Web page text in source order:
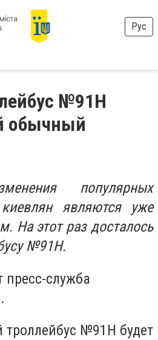
Рус
№91Н
обычный
популярных
являются уже
На этот раз досталось
№91Н.
пресс-служба
троллейбус №91Н будет